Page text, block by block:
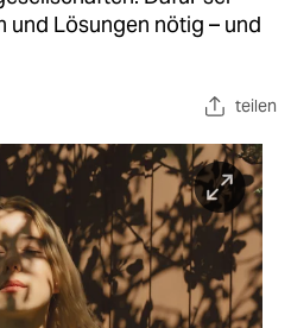
und Lösungen nötig – und
teilen